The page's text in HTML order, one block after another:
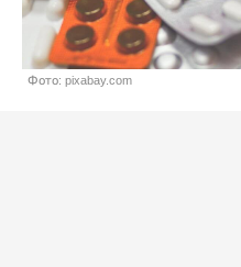
Фото: pixabay.com